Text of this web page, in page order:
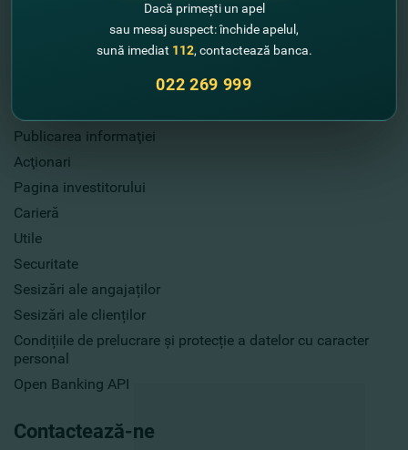
Despre noi
Publicarea informaţiei
Acţionari
Pagina investitorului
Carieră
Utile
Securitate
Sesizări ale angajaților
Sesizări ale clienților
Condițiile de prelucrare și protecție a datelor cu caracter
personal
Open Banking API
Contactează-ne
Dacă primești un apel
sau mesaj suspect: închide apelul,
sună imediat 112, contactează banca.
022 269 999